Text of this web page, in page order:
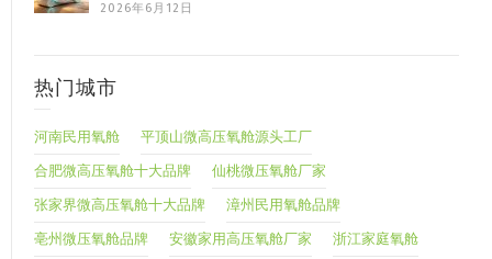
2026年6月12日
热门城市
河南民用氧舱 平顶山微高压氧舱源头工厂
合肥微高压氧舱十大品牌 仙桃微压氧舱厂家
张家界微高压氧舱十大品牌 漳州民用氧舱品牌
亳州微压氧舱品牌 安徽家用高压氧舱厂家 浙江家庭氧舱